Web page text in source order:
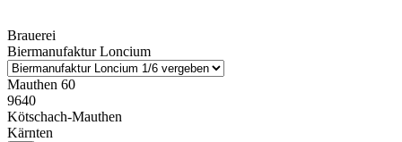
Brauerei
Biermanufaktur Loncium
Mauthen 60
9640
Kötschach-Mauthen
Kärnten